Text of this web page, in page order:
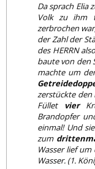
Da sprach Elia
Volk zu ihm
zerbrochen
der Zahl der
des HERRN
baute von den
machte um
zerstückte den
Füllet vier
Brandopfer
einmal! Und
zum
Wasser lief
Wasser. (1.